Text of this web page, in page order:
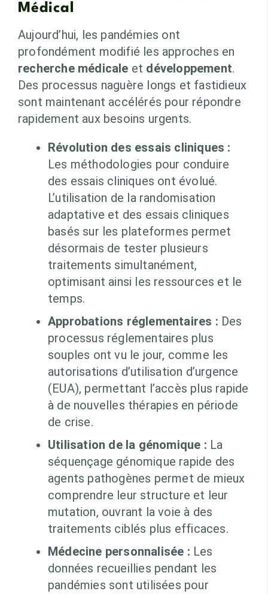
Médical
Aujourd’hui, les pandémies ont
profondément modifié les approches en
recherche médicale et développement.
Des processus naguère longs et fastidieux
sont maintenant accélérés pour répondre
rapidement aux besoins urgents.
Révolution des essais cliniques :
Les méthodologies pour conduire
des essais cliniques ont évolué.
L’utilisation de la randomisation
adaptative et des essais cliniques
basés sur les plateformes permet
désormais de tester plusieurs
traitements simultanément,
optimisant ainsi les ressources et le
temps.
Approbations réglementaires : Des
processus réglementaires plus
souples ont vu le jour, comme les
autorisations d’utilisation d’urgence
(EUA), permettant l’accès plus rapide
à de nouvelles thérapies en période
de crise.
Utilisation de la génomique : La
séquençage génomique rapide des
agents pathogènes permet de mieux
comprendre leur structure et leur
mutation, ouvrant la voie à des
traitements ciblés plus efficaces.
Médecine personnalisée : Les
données recueillies pendant les
pandémies sont utilisées pour